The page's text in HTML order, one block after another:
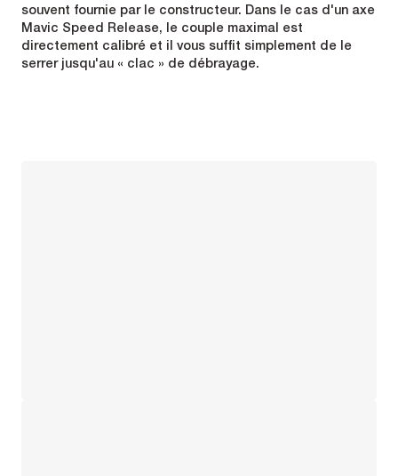
souvent fournie par le constructeur. Dans le cas d'un axe
Mavic Speed Release, le couple maximal est
directement calibré et il vous suffit simplement de le
serrer jusqu'au « clac » de débrayage.